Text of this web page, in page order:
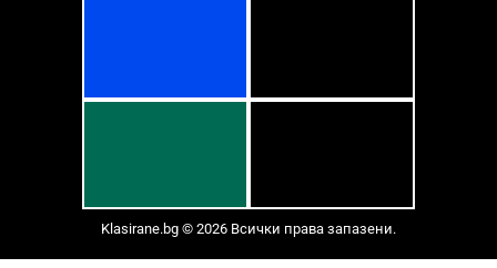
Klasirane.bg © 2026 Всички права запазени.